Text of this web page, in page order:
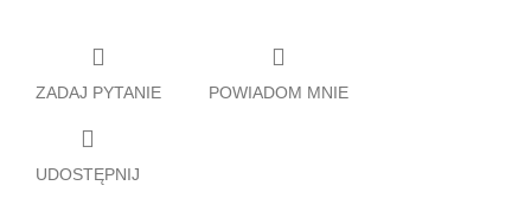
ZADAJ PYTANIE POWIADOM MNIE
UDOSTĘPNIJ